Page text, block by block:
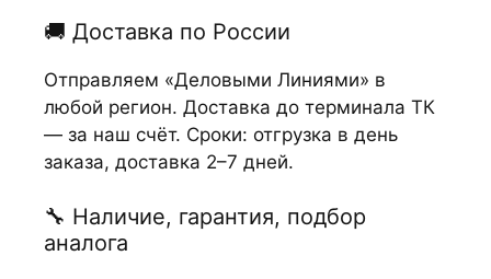
🚚 Доставка по России
Отправляем «Деловыми Линиями» в
любой регион. Доставка до терминала ТК
— за наш счёт. Сроки: отгрузка в день
заказа, доставка 2–7 дней.
🔧 Наличие, гарантия, подбор
аналога